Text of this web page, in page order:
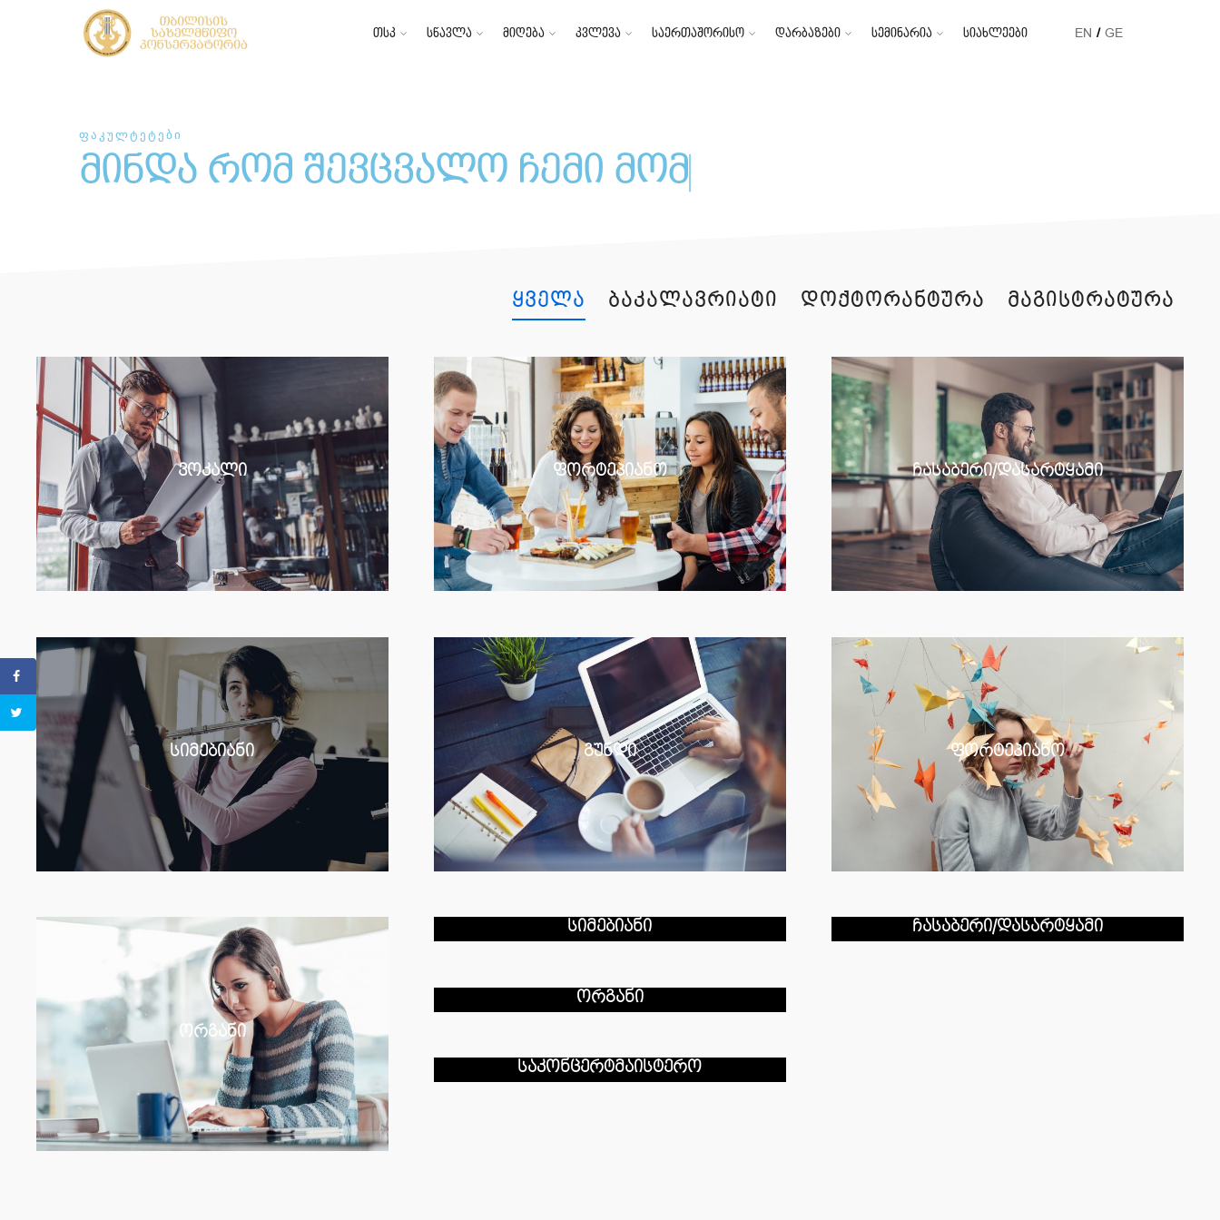
თსკ სწავლა მიღება კვლევა საერთაშორისო დარბაზები სემინარია სიახლეები EN GE
ფაკულტეტები
მინდა რომ შევცვალო ჩემი კარიე
ყველა ბაკალავრიატი დოქტორანტურა მაგისტრატურა
ვოკალი ფორტეპიანო ჩასაბერი/დასარტყამი
სიმებიანი გუნდი ფორტეპიანო
ორგანი
სიმებიანი ჩასაბერი/დასარტყამი
ორგანი
საკონცერტმაისტერო